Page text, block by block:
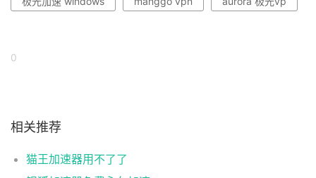
0
相关推荐
猫王加速器用不了了